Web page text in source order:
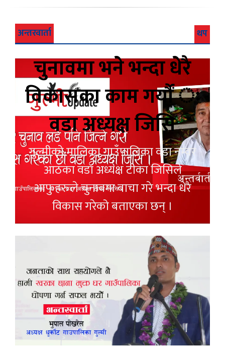
अन्तरवार्ता थप
चुनावमा भने भन्दा धेरै
विकासका काम गर्यौं ः
वडा अध्यक्ष जिसि
गुल्मीको मालिका गाउँपालिका वडा नम्वर
आठका वडा अध्यक्ष टीका जिसिले
आफुहरुले चुनावमा बाचा गरे भन्दा धेरै
विकास गरेको बताएका छन् ।